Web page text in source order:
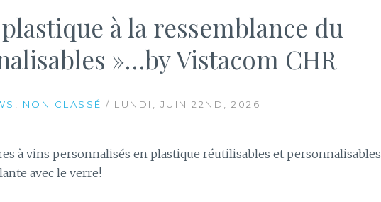
à la ressemblance du
»…by Vistacom CHR
NON CLASSÉ / LUNDI, JUIN 22ND, 2026
à vins personnalisés en plastique réutilisables et personnalisables
avec le verre!